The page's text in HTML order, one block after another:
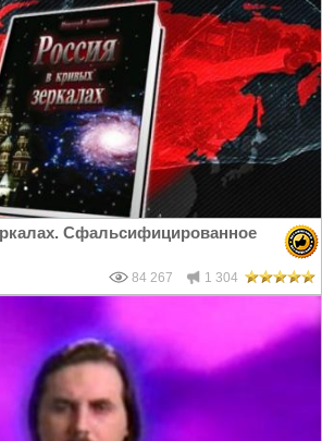
Сфальсифицированное
84 267 1 304